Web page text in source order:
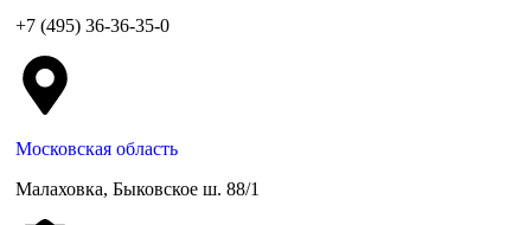
+7 (495) 36-36-35-0
Московская область
Малаховка, Быковское ш. 88/1